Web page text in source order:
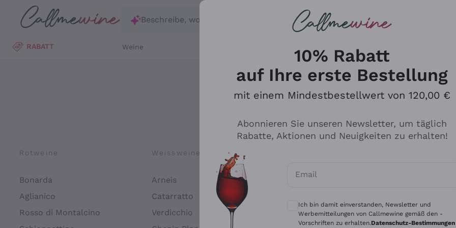
Zum Hauptinhalt springen
Beschreibe, wonach du suchst
RABATT Weine
Rotweine
Bonarda
Aglianico
Rosso di Montalcino
Weissweine
Arneis
Catarratto
Verdicchio
Tenuta San Leonardo
Alessandra Divella
Für
10% Rabatt
auf Ihre erste Bestellung
mit einem Mindestbestellwert von 120,00 €
Abonnieren Sie unseren Newsletter, um täglich
Rabatte, Aktionen und Neuigkeiten zu erhalten!
Email
Optionale Einwilligungen zum Erhalt von
Ich bin damit einverstanden, Newsletter und
Werbemitteilungen von Callmewine gemäß den -
Vorschriften zu erhalten.Datenschutz-Bestimmungen